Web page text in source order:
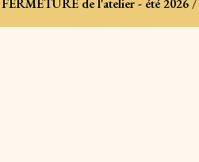
FERMETURE de l'atelier - été 2026 /